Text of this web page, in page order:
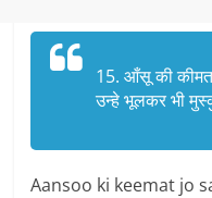
15. आँसू की
उन्हे भूलकर भी
Aansoo ki keemat jo